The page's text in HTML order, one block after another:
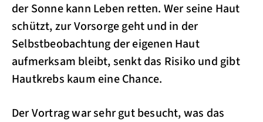
der Sonne kann Leben retten. Wer seine Haut
schützt, zur Vorsorge geht und in der
Selbstbeobachtung der eigenen Haut
aufmerksam bleibt, senkt das Risiko und gibt
Hautkrebs kaum eine Chance.
Der Vortrag war sehr gut besucht, was das